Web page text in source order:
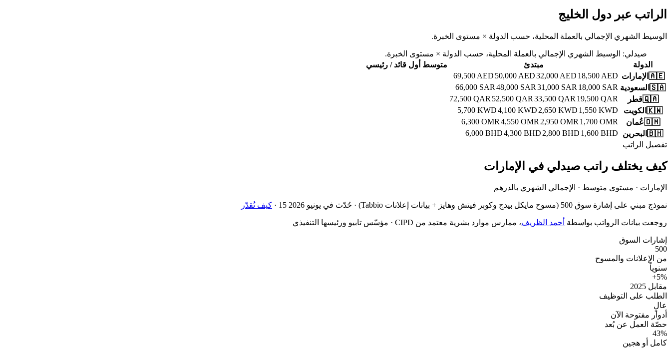
الراتب عبر دول الخليج
الوسيط الشهري الإجمالي بالعملة المحلية، حسب الدولة × مستوى الخبرة.
صيدلي: الوسيط الشهري الإجمالي بالعملة المحلية، حسب الدولة × مستوى الخبرة.
الدولة
مبتدئ متوسط أول قائد / رئيسي
🇦🇪 الإمارات 18,500 AED
32,000 AED
50,000 AED
69,500 AED
🇸🇦 السعودية 18,000 SAR
31,000 SAR
48,000 SAR
66,000 SAR
🇶🇦قطر 19,500 QAR
33,500 QAR
52,500 QAR
72,500 QAR
🇰🇼 الكويت 1,550 KWD
2,650 KWD
4,100 KWD
5,700 KWD
🇴🇲عُمان 1,700 OMR
2,950 OMR
4,550 OMR
6,300 OMR
🇧🇭 البحرين 1,600 BHD
2,800 BHD
4,300 BHD
6,000 BHD
تفصيل الراتب
كيف يختلف راتب صيدلي في الإمارات
الإمارات · مستوى متوسط · الإجمالي الشهري بالدرهم
نموذج مبني على 500 إشارة سوق (مسوح مايكل بيدج وكوبر فيتش وهايز + بيانات إعلانات Tabbio) · حُدّث في 15 يونيو 2026 · كيف نُقدّر
روجعت بيانات الرواتب بواسطة أحمد الظريف، ممارس موارد بشرية معتمد من CIPD · مؤسّس تابيو ورئيسها التنفيذي
إشارات السوق
500
من الإعلانات والمسوح
سنوياً
+5%
مقابل 2025
الطلب على التوظيف
عالٍ
أدوار مفتوحة الآن
حصّة العمل عن بُعد
43%
كامل أو هجين